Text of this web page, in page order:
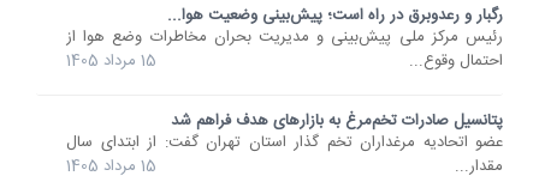
رگبار و رعدوبرق در راه است؛ پیش‌بینی وضعیت هوا...
رئیس مرکز ملی پیش‌بینی و مدیریت بحران مخاطرات وضع هوا از
احتمال وقوع...
15 مرداد 1405
پتانسیل صادرات تخم‌مرغ به بازارهای هدف فراهم شد
عضو اتحادیه مرغداران تخم گذار استان تهران گفت: از ابتدای سال
مقدار...
15 مرداد 1405